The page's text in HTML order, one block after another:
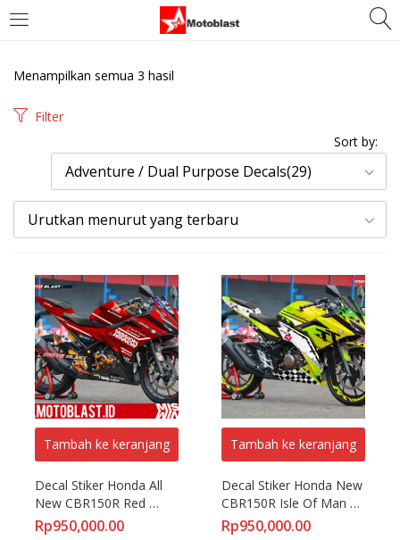
Enter your username and password to login.
Remember me
Lost password?
Menampilkan semua 3 hasil
Filter
Sort by:
Adventure / Dual Purpose Decals(29)
Urutkan menurut yang terbaru
Tambah ke keranjang
Decal Stiker Honda All
New CBR150R Red
Mission WinnoW
Rp950,000.00
Tambah ke keranjang
Decal Stiker Honda New
CBR150R Isle Of Man
TT Green
Rp950,000.00